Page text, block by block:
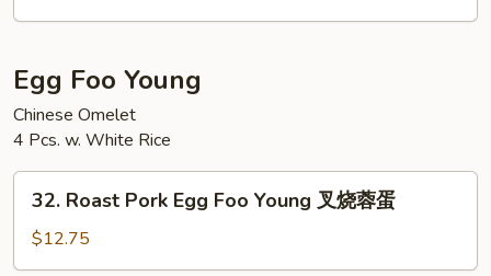
Noodle
洲
米
粉
Egg Foo Young
Chinese Omelet
4 Pcs. w. White Rice
Roast
Pork
Egg
32. Roast Pork Egg Foo Young 叉烧蓉蛋
$12.75